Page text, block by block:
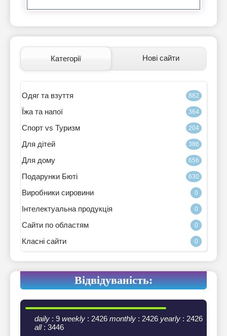
Категорії Нові сайти
Одяг та взуття 882
Їжа та напої 364
Спорт vs Туризм 204
Для дітей 386
Для дому 656
Подарунки Бюті 630
Виробники сировини 0
Інтелектуальна продукція 0
Сайти по областям 0
Класні сайти 0
Відвідуваність:
daily : 9 weekly : 2426 monthly : 2426 yearly : 2426
all: 3446